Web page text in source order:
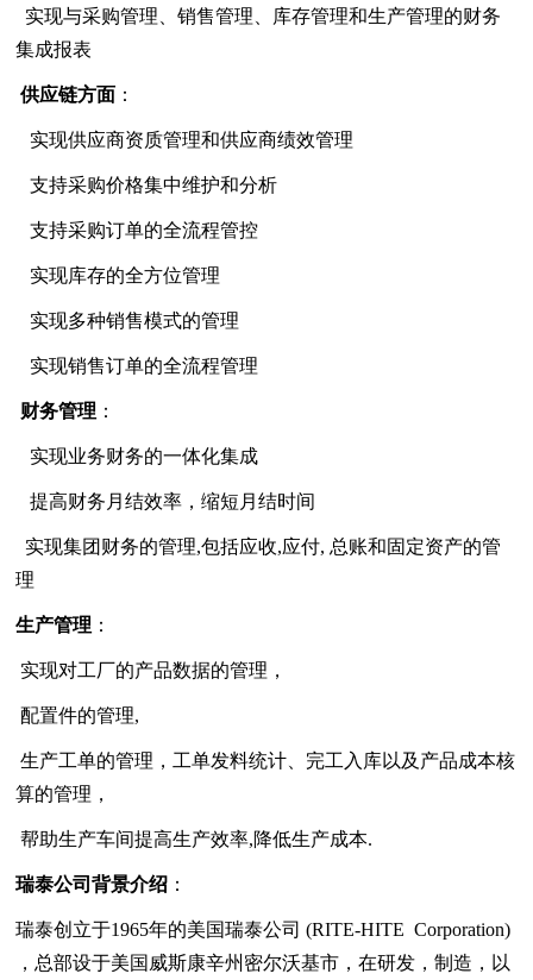
实现与采购管理、销售管理、库存管理和生产管理的财务
集成报表
供应链方面：
实现供应商资质管理和供应商绩效管理
支持采购价格集中维护和分析
支持采购订单的全流程管控
实现库存的全方位管理
实现多种销售模式的管理
实现销售订单的全流程管理
财务管理 ：
实现业务财务的一体化集成
提高财务月结效率，缩短月结时间
实现集团财务的管理,包括应收,应付, 总账和固定资产的管
理
生产管理 ：
实现对工厂的产品数据的管理，
配置件的管理,
生产工单的管理，工单发料统计、完工入库以及产品成本核
算的管理，
帮助生产车间提高生产效率,降低生产成本.
瑞泰公司背景介绍：
瑞泰创立于1965年的美国瑞泰公司 (RITE-HITE Corporation)
，总部设于美国威斯康辛州密尔沃基市，在研发，制造，以